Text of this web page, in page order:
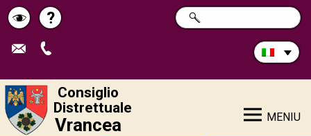
Schimbă
contrastul
Pagina
de
?
Cerca
nel
RICERCA
Consiglio
Distrettuale
Vrancea MENIU